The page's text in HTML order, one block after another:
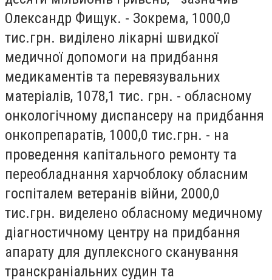
Олександр Фищук. - Зокрема, 1000,0
тис.грн. виділено лікарні швидкої
медичної допомоги на придбання
медикаментів та перевязувальних
матеріалів, 1078,1 тис. грн. - обласному
онкологічному диспансеру на придбання
онкопрепаратів, 1000,0 тис.грн. - на
проведення капітального ремонту та
переобладнання харчоблоку обласним
госпіталем ветеранів війни, 2000,0
тис.грн. виделено обласному медичному
діагностичному центру на придбання
апарату для дуплексного сканування
транскраніальних судин та